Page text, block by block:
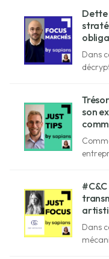
et les
Dette
Dans
son
tout !
Dans